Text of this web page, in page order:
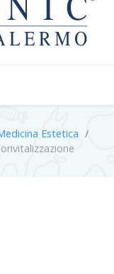
Estetica